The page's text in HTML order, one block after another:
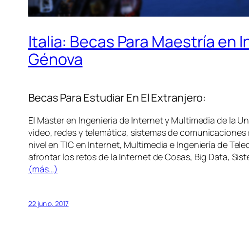
Italia: Becas Para Maestría en
Génova
Becas Para Estudiar En El Extranjero:
El Máster en Ingeniería de Internet y Multimedia de la
video, redes y telemática, sistemas de
nivel en TIC en Internet, Multimedia e Ingeniería de
afrontar los retos de la Internet de Cosas, Big Data,
(más…)
22 junio, 2017